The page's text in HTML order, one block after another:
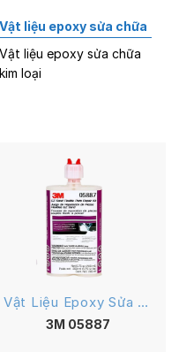
Vật liệu epoxy sửa chữa
Vật liệu epoxy sửa chữa
kim loại
Vật Liệu Epoxy Sửa Chữa
3M 05887